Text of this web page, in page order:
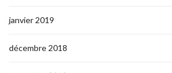
janvier 2019
décembre 2018